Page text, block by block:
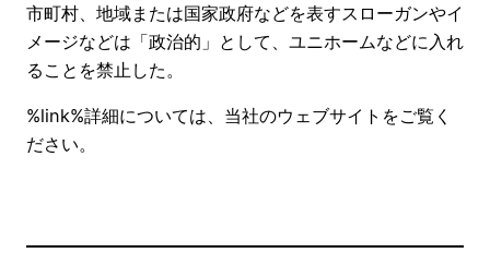
市町村、地域または国家政府などを表すスローガンやイ
メージなどは「政治的」として、ユニホームなどに入れ
ることを禁止した。
%link%詳細については、当社のウェブサイトをご覧く
ださい。